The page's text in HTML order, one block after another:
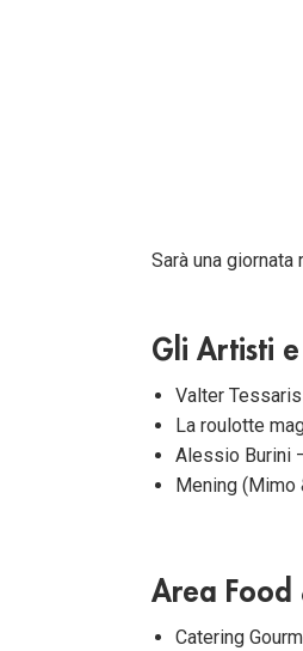
Sarà una
Gli Artisti
Valter
La roulotte
Alessio Burini
Mening (Mimo
Area Food
Catering